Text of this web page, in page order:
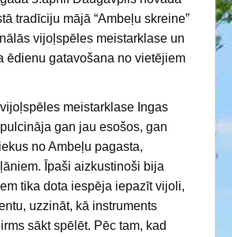
tradīciju mājā “Ambeļu skreine”
vijoļspēles meistarklase un
ēdienu gatavošana no vietējiem
meistarklase Ingas
gan jau esošos, gan
no Ambeļu pagasta,
Īpaši aizkustinoši bija
tika dota iespēja iepazīt vijoli,
uzzināt, kā instruments
sākt spēlēt. Pēc tam, kad